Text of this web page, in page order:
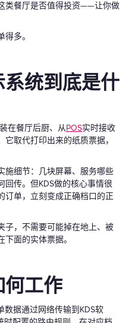
类餐厅是否值得投资——让你做
多。
统到底是什
在餐厅后厨、从POS实时接收
取代打印出来的纸质票据，
施细节：几块屏幕、服务哪些
传。但KDS做的核心事情很
订单，立刻变成正确档口的正
子，不需要可能掉在地上、被
面的实体票据。
何工作
数据通过网络传输到KDS软